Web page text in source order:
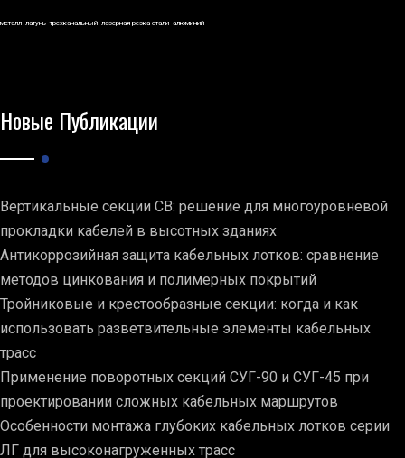
металл латунь трехканальный лазерная резка стали алюминий
Новые Публикации
Вертикальные секции СВ: решение для многоуровневой
прокладки кабелей в высотных зданиях
Антикоррозийная защита кабельных лотков: сравнение
методов цинкования и полимерных покрытий
Тройниковые и крестообразные секции: когда и как
использовать разветвительные элементы кабельных
трасс
Применение поворотных секций СУГ-90 и СУГ-45 при
проектировании сложных кабельных маршрутов
Особенности монтажа глубоких кабельных лотков серии
ЛГ для высоконагруженных трасс